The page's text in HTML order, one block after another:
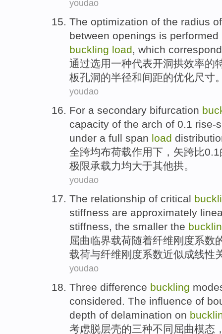
youdao
The optimization of the radius
between openings is performed
buckling load, which
通过选用一种代表开洞拱效率的
板孔洞的半径和间距的优化尺寸
youdao
For a secondary bifurcation
capacity of the arch of 0.1 rise-
under a full span load
全跨均布荷载作用下 ， 矢跨比0.1
极限承载力均大于其他拱。
youdao
The relationship of critical
stiffness are approximately
stiffness, the smaller the
屈曲临界载荷随着纤维刚度系数
载荷与纤维刚度系数近似成线性
youdao
Three difference buckling
considered The influence of
depth of delamination on
考虑脱层壳的三种不同 屈曲模态